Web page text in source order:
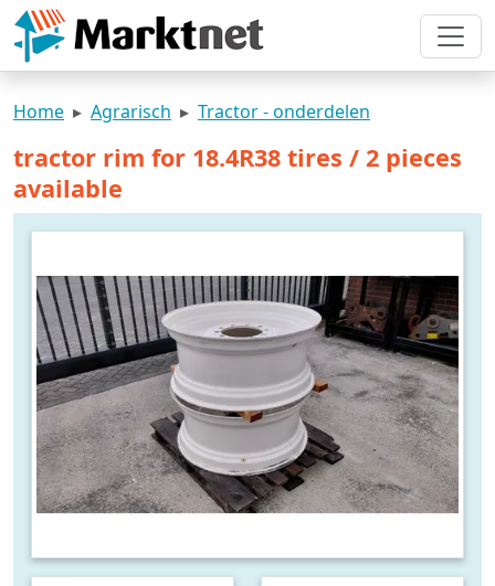
Home Agrarisch Tractor - onderdelen
tractor rim for 18.4R38 tires / 2 pieces
available